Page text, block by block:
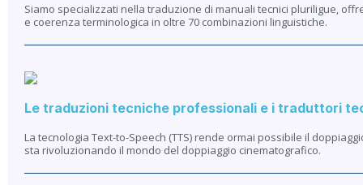
Siamo specializzati nella traduzione di manuali tecnici pluriligue,
e coerenza terminologica in oltre 70 combinazioni linguistiche.
Le traduzioni tecniche professionali e i traduttori
La tecnologia Text-to-Speech (TTS) rende ormai possibile il
sta rivoluzionando il mondo del doppiaggio cinematografico.